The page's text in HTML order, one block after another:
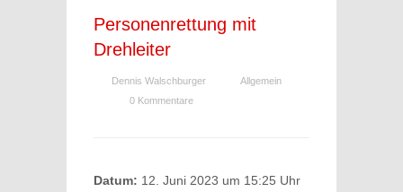
Personenrettung mit
Drehleiter
Dennis Walschburger
Allgemein
0 Kommentare
Datum: 12. Juni 2023 um 15:25 Uhr